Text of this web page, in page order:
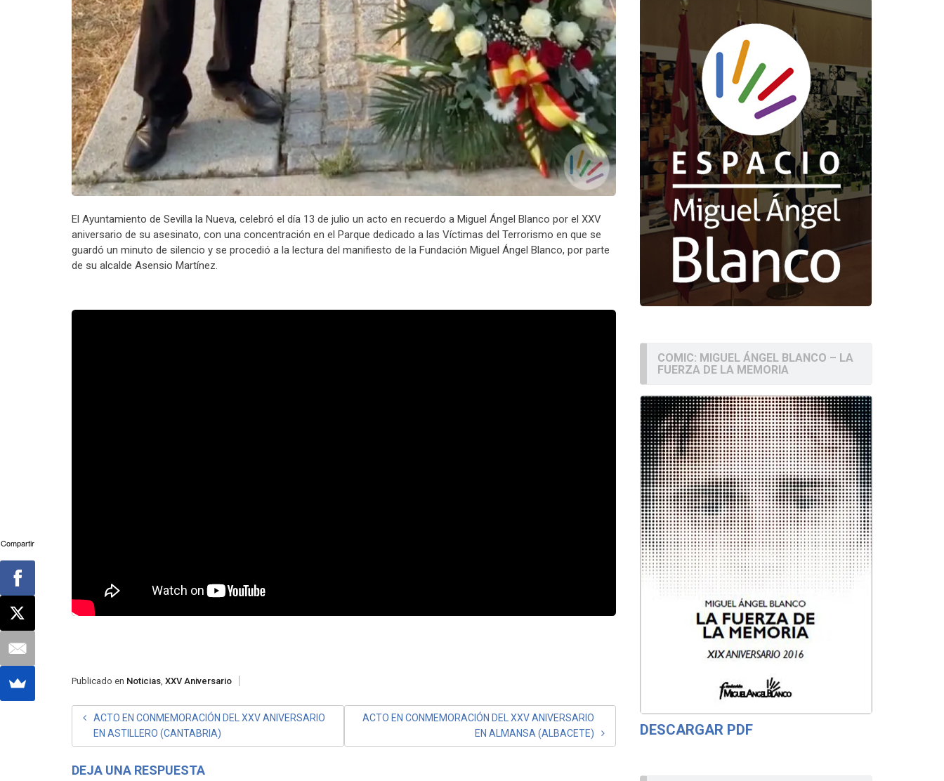
El Ayuntamiento de Sevilla la Nueva, celebró el día 13 de julio un acto en recuerdo a Miguel Ángel Blanco por el XXV
aniversario de su asesinato, con una concentración en el Parque dedicado a las Víctimas del Terrorismo en que se
guardó un minuto de silencio y se procedió a la lectura del manifiesto de la Fundación Miguel Ángel Blanco, por parte
de su alcalde Asensio Martínez.
Publicado en Noticias, XXV Aniversario
NAVEGACIÓN
DE
ENTRADAS
ACTO EN CONMEMORACIÓN DEL XXV ANIVERSARIO
EN ASTILLERO (CANTABRIA)
ACTO EN CONMEMORACIÓN DEL XXV ANIVERSARIO
EN ALMANSA (ALBACETE)
DEJA UNA RESPUESTA
COMIC: MIGUEL ÁNGEL BLANCO – LA
FUERZA DE LA MEMORIA
DESCARGAR PDF
Compartir